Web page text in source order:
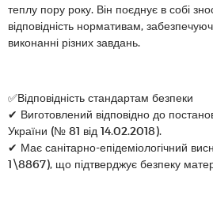
теплу пору року. Він поєднує в собі
відповідність нормативам,
виконанні різних завдань.
✅Відповідність стандартам безпеки
✔ Виготовлений відповідно до
України (№ 81 від 14.02.2018).
✔ Має санітарно-епідеміологічний
1\8867), що підтверджує безпеку